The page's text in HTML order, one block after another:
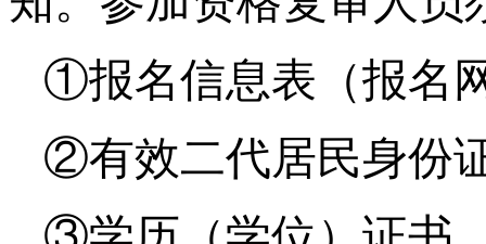
①报名信息表（报名
②有效二代居民身份